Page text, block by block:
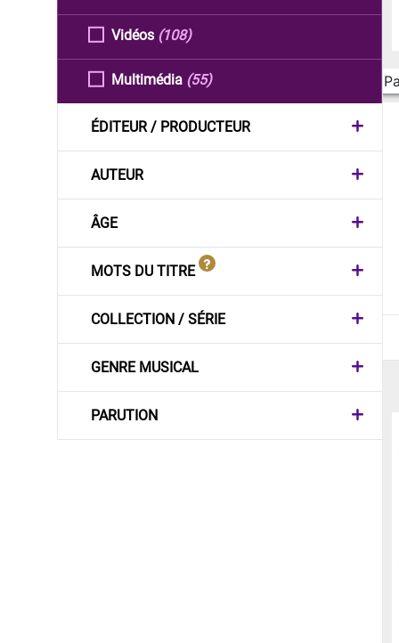
Vidéos (108)
Multimédia (55)
ÉDITEUR / PRODUCTEUR
AUTEUR
ÂGE
MOTS DU TITRE
COLLECTION / SÉRIE
GENRE MUSICAL
PARUTION